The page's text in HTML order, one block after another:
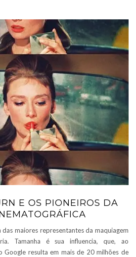
E OS PIONEIROS DA
maiores representantes da maquiagem
Tamanha é sua influencia, que, ao
Google resulta em mais de 20 milhões de